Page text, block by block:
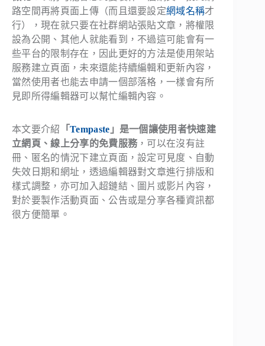
路空間再將頁面上傳（而且還要設定網域名稱才
行），現在就只要在社群網站張貼文章，將權限
設為公開、其他人就能看到，不過這可能會有一
些平台的限制存在，因此更好的方法是使用架站
服務建立頁面，未來還能持續編輯和更新內容，
當然使用者也能去申請一個部落格，一樣會有所
見即所得編輯器可以幫忙編輯內容。
本文要介紹 「Tempaste 」是一個讓使用者快速建
立網頁、線上分享的免費服務 ，可以在沒有註
冊、匿名的情況下建立頁面，設定可見度、自動
失效日期和網址，透過編輯器對文章進行排版和
樣式調整，亦可加入超鏈結、圖片或影片內容，
對於要製作活動頁面、公告或是分享各種資訊都
很方便簡單。